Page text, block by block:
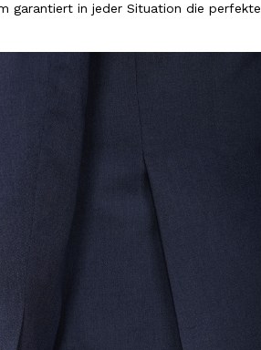
garantiert in jeder Situation die perfekte